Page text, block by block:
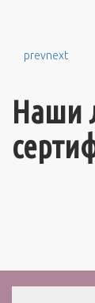
prevnext
Наши